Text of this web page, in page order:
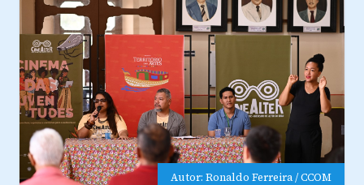
Autor: Ronaldo Ferreira / CCOM